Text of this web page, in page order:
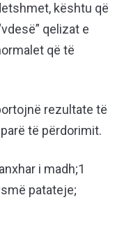
kështu që
qelizat e
që të
rezultate të
të përdorimit.
i madh;1
patateje;